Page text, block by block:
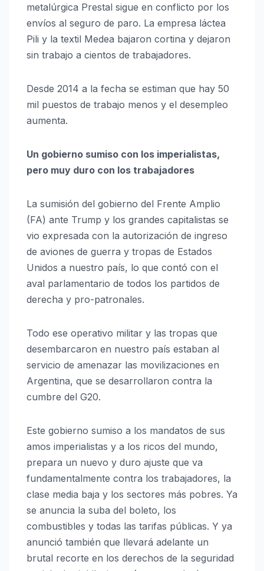
metalúrgica Prestal sigue en conflicto por los
envíos al seguro de paro. La empresa láctea
Pili y la textil Medea bajaron cortina y dejaron
sin trabajo a cientos de trabajadores.
Desde 2014 a la fecha se estiman que hay 50
mil puestos de trabajo menos y el desempleo
aumenta.
Un gobierno sumiso con los imperialistas,
pero muy duro con los trabajadores
La sumisión del gobierno del Frente Amplio
(FA) ante Trump y los grandes capitalistas se
vio expresada con la autorización de ingreso
de aviones de guerra y tropas de Estados
Unidos a nuestro país, lo que contó con el
aval parlamentario de todos los partidos de
derecha y pro-patronales.
Todo ese operativo militar y las tropas que
desembarcaron en nuestro país estaban al
servicio de amenazar las movilizaciones en
Argentina, que se desarrollaron contra la
cumbre del G20.
Este gobierno sumiso a los mandatos de sus
amos imperialistas y a los ricos del mundo,
prepara un nuevo y duro ajuste que va
fundamentalmente contra los trabajadores, la
clase media baja y los sectores más pobres. Ya
se anuncia la suba del boleto, los
combustibles y todas las tarifas públicas. Y ya
anunció también que llevará adelante un
brutal recorte en los derechos de la seguridad